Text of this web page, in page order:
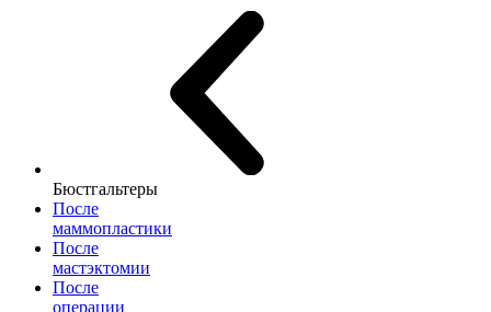
Бюстгальтеры
После
маммопластики
После
мастэктомии
После
операции